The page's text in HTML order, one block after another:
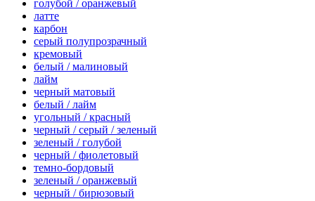
голубой / оранжевый
латте
карбон
серый полупрозрачный
кремовый
белый / малиновый
лайм
черный матовый
белый / лайм
угольный / красный
черный / серый / зеленый
зеленый / голубой
черный / фиолетовый
темно-бордовый
зеленый / оранжевый
черный / бирюзовый